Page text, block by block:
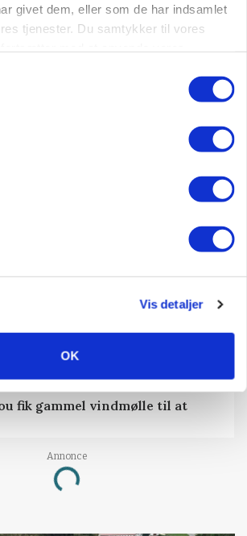
givet dem, eller som de har indsamlet
tjenester. Du samtykker til vores
Vis detaljer
OK
Familieejet vestjysk producent
fik gammel vindmølle til at
Annonce
Loading...